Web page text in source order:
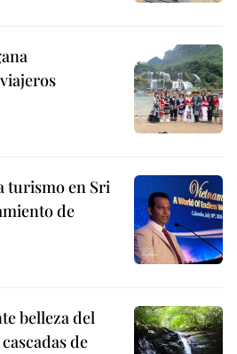
turismo en Sri
de
belleza del
de